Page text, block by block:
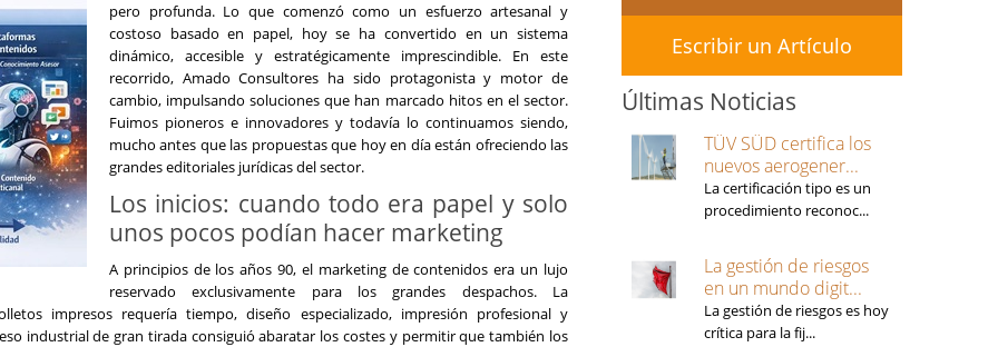
pero profunda. Lo que comenzó como un esfuerzo artesanal y
costoso basado en papel, hoy se ha convertido en un sistema
dinámico, accesible y estratégicamente imprescindible. En este
recorrido, Amado Consultores ha sido protagonista y motor de
cambio, impulsando soluciones que han marcado hitos en el sector.
Fuimos pioneros e innovadores y todavía lo continuamos siendo,
mucho antes que las propuestas que hoy en día están ofreciendo las
grandes editoriales jurídicas del sector.
Los inicios: cuando todo era papel y solo
unos pocos podían hacer marketing
A principios de los años 90, el marketing de contenidos era un lujo
reservado exclusivamente para los grandes despachos. La
impresos requería tiempo, diseño especializado, impresión profesional y
industrial de gran tirada consiguió abaratar los costes y permitir que también los
Escribir un Artículo
Últimas Noticias
TÜV SÜD certifica los
nuevos aerogener...
La certificación tipo es un
procedimiento reconoc...
La gestión de riesgos
en un mundo digit...
La gestión de riesgos es hoy
crítica para la fij...